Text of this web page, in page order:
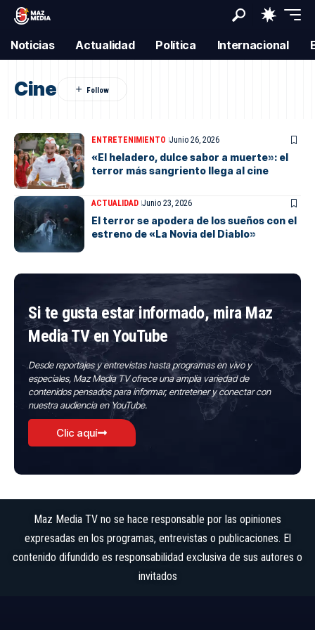
Noticias Actualidad Política Internacional
Cine
ENTRETENIMIENTO Junio 26, 2026
«El heladero, dulce sabor a muerte»: el
terror más sangriento llega al cine
ACTUALIDAD Junio 23, 2026
El terror se apodera de los sueños con el
estreno de «La Novia del Diablo»
Si te gusta estar informado, mira Maz
Media TV en YouTube
Desde reportajes y entrevistas hasta programas en vivo y
especiales, Maz Media TV ofrece una amplia variedad de
contenidos pensados para informar, entretener y conectar con
nuestra audiencia en YouTube.
Clic aquí
Maz Media TV no se hace responsable por las opiniones
expresadas en los programas, entrevistas o publicaciones. El
contenido difundido es responsabilidad exclusiva de sus autores o
invitados